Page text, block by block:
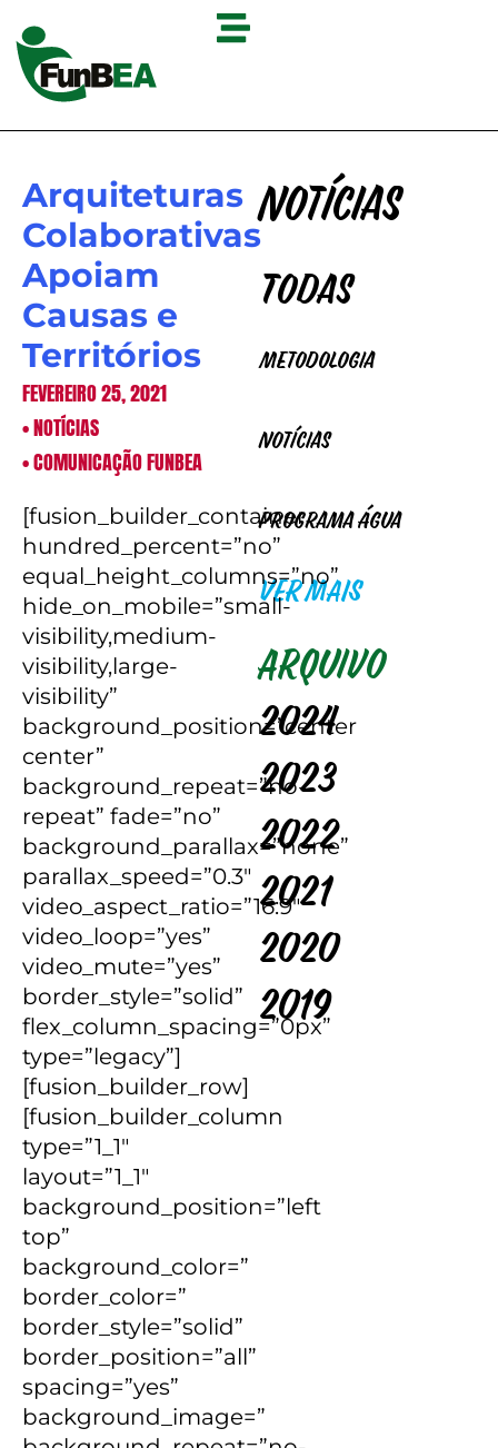
Notícias
Todas
Metodologia
Notícias
Programa Água
VER MAIS
Arquivo
2024
2023
2022
2021
2020
2019
Arquiteturas
Colaborativas
Apoiam
Causas e
Territórios
FEVEREIRO 25, 2021
•NOTÍCIAS
•COMUNICAÇÃO FUNBEA
[fusion_builder_container
hundred_percent=”no”
equal_height_columns=”no”
hide_on_mobile=”small-
visibility,medium-
visibility,large-
visibility”
background_position=”center
center”
background_repeat=”no-
repeat” fade=”no”
background_parallax=”none”
parallax_speed=”0.3″
video_aspect_ratio=”16:9″
video_loop=”yes”
video_mute=”yes”
border_style=”solid”
flex_column_spacing=”0px”
type=”legacy”]
[fusion_builder_row]
[fusion_builder_column
type=”1_1″
layout=”1_1″
background_position=”left
top”
background_color=”
border_color=”
border_style=”solid”
border_position=”all”
spacing=”yes”
background_image=”